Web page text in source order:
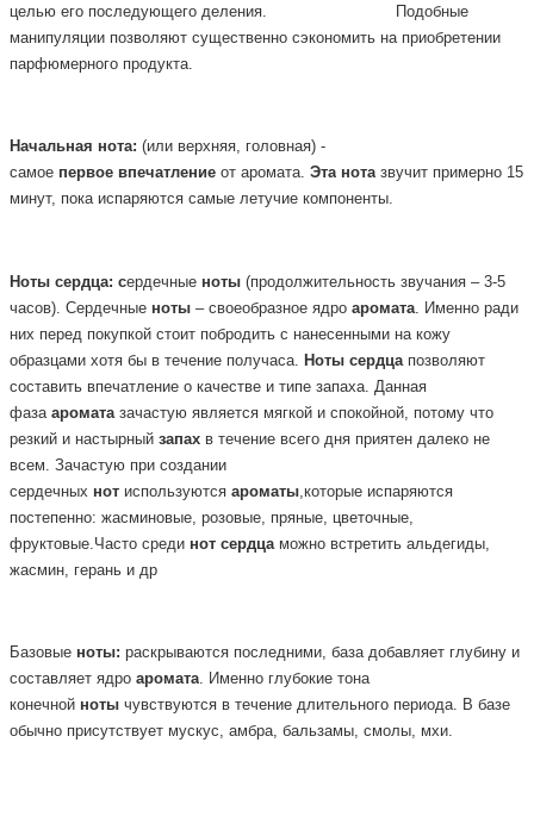
целью его последующего деления.
Подобные
манипуляции позволяют существенно сэкономить на приобретении
парфюмерного продукта.
Начальная нота: (или верхняя, головная) -
самое первое впечатление от аромата. Эта нота звучит примерно 15
минут, пока испаряются самые летучие компоненты.
Ноты сердца: сердечные ноты (продолжительность звучания – 3-5
часов). Сердечные ноты – своеобразное ядро аромата . Именно ради
них перед покупкой стоит побродить с нанесенными на кожу
образцами хотя бы в течение получаса.
Ноты сердца позволяют
составить впечатление о качестве и типе запаха. Данная
фаза аромата зачастую является мягкой и спокойной, потому что
резкий и настырный запах в течение всего дня приятен далеко не
всем. Зачастую при создании
сердечных нот используются ароматы ,которые испаряются
постепенно: жасминовые, розовые, пряные, цветочные,
фруктовые.Часто среди нот сердца можно встретить альдегиды,
жасмин, герань и др
Базовые ноты: раскрываются последними, база добавляет глубину и
составляет ядро аромата. Именно глубокие тона
конечной ноты чувствуются в течение длительного периода. В базе
обычно присутствует мускус, амбра, бальзамы, смолы, мхи.